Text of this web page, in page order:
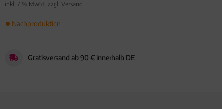
inkl. 7 % MwSt. zzgl. Versand
Nachproduktion
Gratisversand ab 90 € innerhalb DE